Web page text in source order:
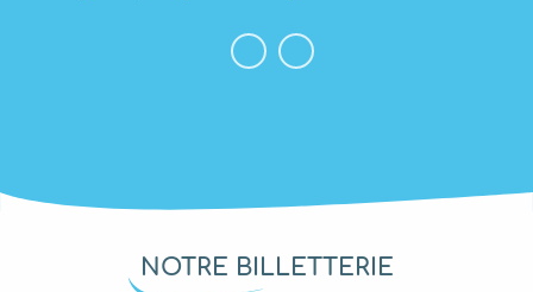
NOTRE BILLETTERIE